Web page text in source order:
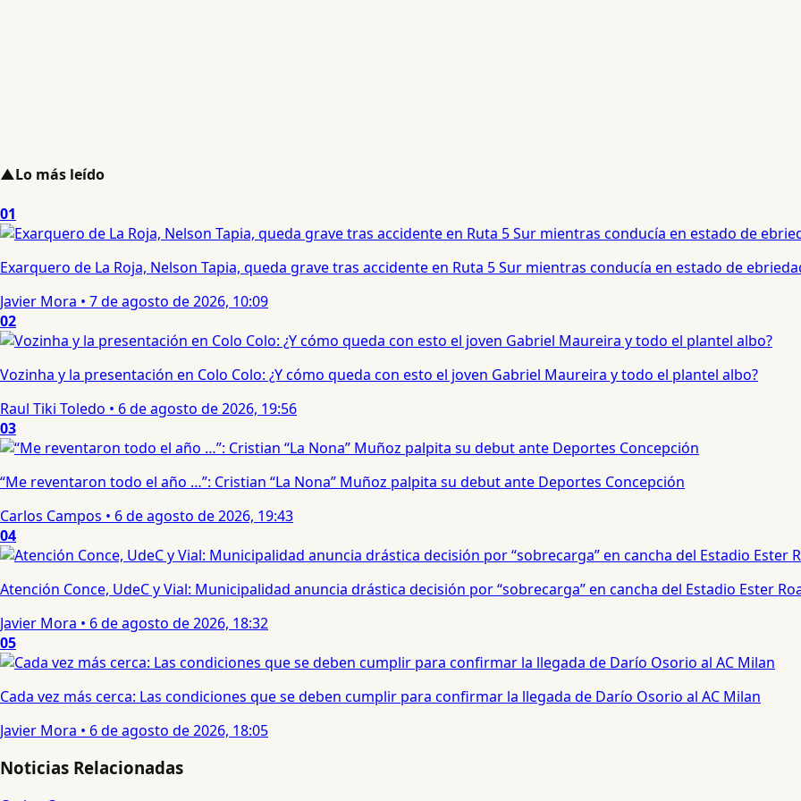
▲Lo más leído
01
Exarquero de La Roja, Nelson Tapia, queda grave tras accidente en Ruta 5 Sur mientras conducía en estado de
Javier Mora • 7 de agosto de 2026, 10:09
02
Vozinha y la presentación en Colo Colo: ¿Y cómo queda con esto el joven Gabriel Maureira y todo el plantel albo?
Raul Tiki Toledo • 6 de agosto de 2026, 19:56
03
“Me reventaron todo el año …”: Cristian “La Nona” Muñoz palpita su debut ante Deportes Concepción
Carlos Campos • 6 de agosto de 2026, 19:43
04
Atención Conce, UdeC y Vial: Municipalidad anuncia drástica decisión por “sobrecarga” en cancha del Estadio Ester
Javier Mora • 6 de agosto de 2026, 18:32
05
Cada vez más cerca: Las condiciones que se deben cumplir para confirmar la llegada de Darío Osorio al AC Milan
Javier Mora • 6 de agosto de 2026, 18:05
Noticias Relacionadas